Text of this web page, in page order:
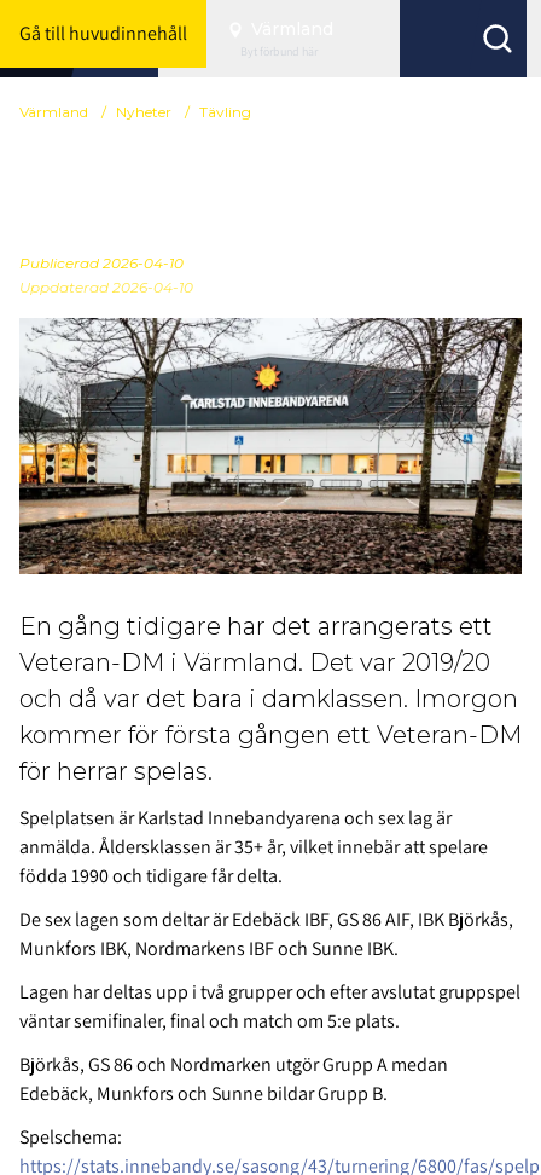
Gå till huvudinnehåll
Byt förbund här
Värmland / Nyheter / Tävling
Publicerad 2026-04-10
Uppdaterad 2026-04-10
En gång tidigare har det arrangerats ett
Veteran-DM i Värmland. Det var 2019/20
och då var det bara i damklassen. Imorgon
kommer för första gången ett Veteran-DM
för herrar spelas.
Spelplatsen är Karlstad Innebandyarena och sex lag är
anmälda. Åldersklassen är 35+ år, vilket innebär att spelare
födda 1990 och tidigare får delta.
De sex lagen som deltar är Edebäck IBF, GS 86 AIF, IBK Björkås,
Munkfors IBK, Nordmarkens IBF och Sunne IBK.
Lagen har deltas upp i två grupper och efter avslutat gruppspel
väntar semifinaler, final och match om 5:e plats.
Björkås, GS 86 och Nordmarken utgör Grupp A medan
Edebäck, Munkfors och Sunne bildar Grupp B.
Spelschema:
https://stats.innebandy.se/sasong/43/turnering/6800/fas/